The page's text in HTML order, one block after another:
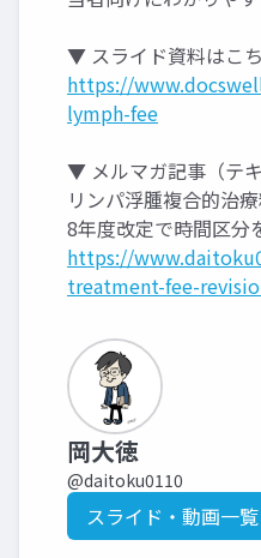
▼ スライド資料はこ
https://
lymph-fee
▼ メルマガ記事（テ
リンパ浮腫複合的治
8年度改定で時間区分
https://
treatment-fee-
岡大徳
@daitoku0110
スライド・動画一覧